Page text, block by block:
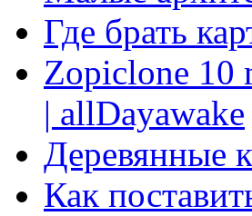
Где брать
Zopiclone 10
| allDayawake
Деревянные
Как